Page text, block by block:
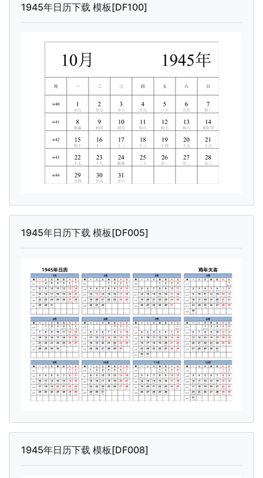
1945年日历下载 模板[DF100]
1945年日历下载 模板[DF005]
1945年日历下载 模板[DF008]